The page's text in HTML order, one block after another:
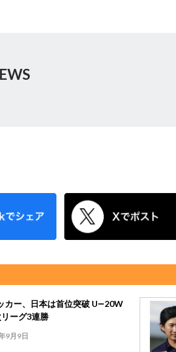
カー、日本は首位突破 U―20W
ーグ3連勝
9月9日